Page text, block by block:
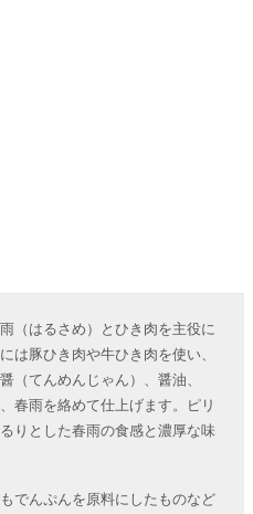
（はるさめ）とひき肉を主役に
は豚ひき肉や牛ひき肉を使い、
（てんめんじゃん）、醤油、
春雨を絡めて仕上げます。ピリ
りとした春雨の食感と濃厚な味
でんぷんを原料にしたものなど